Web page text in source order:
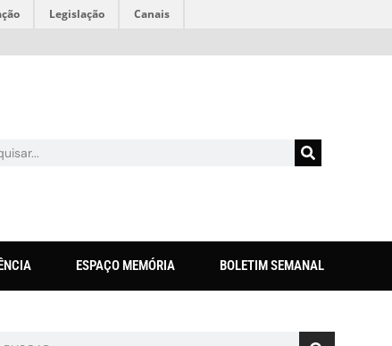
Legislação Canais
ESPAÇO MEMÓRIA BOLETIM SEMANAL